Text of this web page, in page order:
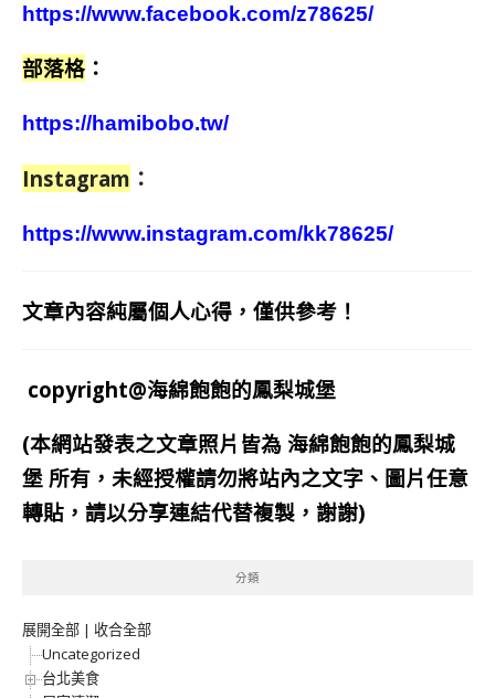
https://www.facebook.com/z78625/
部落格 ：
https://hamibobo.tw/
Instagram ：
https://www.instagram.com/kk78625/
文章內容純屬個人心得，僅供參考！
copyright@海綿飽飽的鳳梨城堡
(本網站發表之文章照片皆為 海綿飽飽的鳳梨城
堡 所有，未經授權請勿將站內之文字、圖片任意
轉貼，請以分享連結代替複製，謝謝)
分類
展開全部 | 收合全部
Uncategorized
台北美食